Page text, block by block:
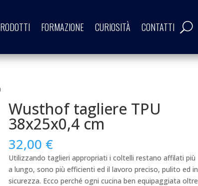
FORMAZIONE CURIOSITÀ CONTATTI
Wusthof tagliere TPU
38x25x0,4 cm
32,00 €
Utilizzando taglieri appropriati i coltelli restano affilati più
a lungo, sono più efficienti ed il lavoro preciso, pulito ed in
sicurezza. Ecco perché ogni cucina ben equipaggiata oltre